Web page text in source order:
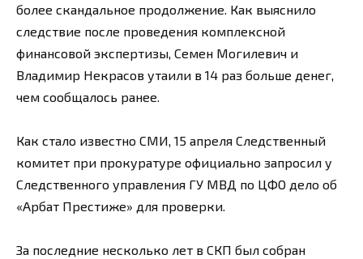
более скандальное продолжение. Как выяснило
следствие после проведения комплексной
финансовой экспертизы, Семен Могилевич и
Владимир Некрасов утаили в 14 раз больше денег,
чем сообщалось ранее.
Как стало известно СМИ, 15 апреля Следственный
комитет при прокуратуре официально запросил у
Следственного управления ГУ МВД по ЦФО дело об
«Арбат Престиже» для проверки.
За последние несколько лет в СКП был собран